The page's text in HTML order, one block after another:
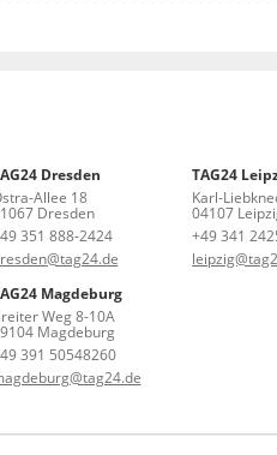
Dresden
Allee 18
Dresden
351 888-2424
TAG24
Karl-
04107
+49 341
Magdeburg
Weg 8-10A
Magdeburg
391 50548260